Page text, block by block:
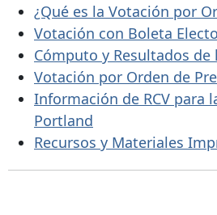
¿Qué es la Votación por
Votación con Boleta
Cómputo y Resultados de
Votación por Orden de
Información de RCV para
Portland
Recursos y Materiales